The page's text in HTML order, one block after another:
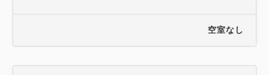
空室なし